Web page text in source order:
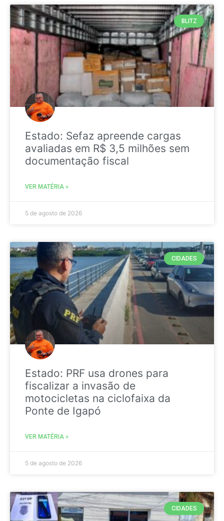
BLITZ
Estado: Sefaz apreende cargas
avaliadas em R$ 3,5 milhões sem
documentação fiscal
VER MATÉRIA »
5 de agosto de 2026
CIDADES
Estado: PRF usa drones para
fiscalizar a invasão de
motocicletas na ciclofaixa da
Ponte de Igapó
VER MATÉRIA »
5 de agosto de 2026
CIDADES